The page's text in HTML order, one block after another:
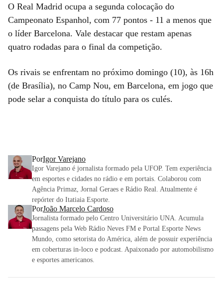
O Real Madrid ocupa a segunda colocação do
Campeonato Espanhol, com 77 pontos - 11 a menos que
o líder Barcelona. Vale destacar que restam apenas
quatro rodadas para o final da competição.
Os rivais se enfrentam no próximo domingo (10), às 16h
(de Brasília), no Camp Nou, em Barcelona, em jogo que
pode selar a conquista do título para os culés.
PorIgor Varejano
Igor Varejano é jornalista formado pela UFOP. Tem experiência
em esportes e cidades no rádio e em portais. Colaborou com
Agência Primaz, Jornal Geraes e Rádio Real. Atualmente é
repórter do Itatiaia Esporte.
PorJoão Marcelo Cardoso
Jornalista formado pelo Centro Universitário UNA. Acumula
passagens pela Web Rádio Neves FM e Portal Esporte News
Mundo, como setorista do América, além de possuir experiência
em coberturas in-loco e podcast. Apaixonado por automobilismo
e esportes americanos.